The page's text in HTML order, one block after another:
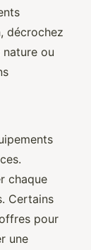
décrochez
nature ou
chaque
Certains
pour
une